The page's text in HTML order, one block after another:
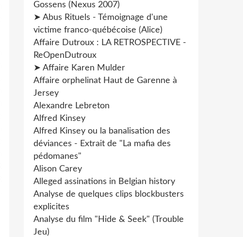
Gossens (Nexus 2007)
➤ Abus Rituels - Témoignage d'une
victime franco-québécoise (Alice)
Affaire Dutroux : LA RETROSPECTIVE -
ReOpenDutroux
➤ Affaire Karen Mulder
Affaire orphelinat Haut de Garenne à
Jersey
Alexandre Lebreton
Alfred Kinsey
Alfred Kinsey ou la banalisation des
déviances - Extrait de "La mafia des
pédomanes"
Alison Carey
Alleged assinations in Belgian history
Analyse de quelques clips blockbusters
explicites
Analyse du film "Hide & Seek" (Trouble
Jeu)